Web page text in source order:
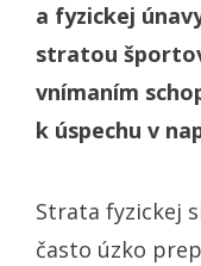
a fyzickej
stratou
vnímaním
k úspechu v
Strata fyzickej
často úzko